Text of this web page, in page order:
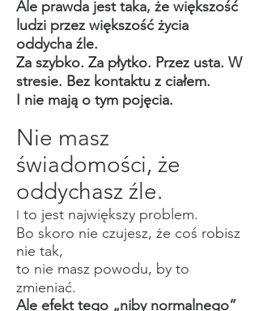
Ale prawda jest taka, że większość
ludzi przez większość życia
oddycha źle.
Za szybko. Za płytko. Przez usta. W
stresie. Bez kontaktu z ciałem.
I nie mają o tym pojęcia.
Nie masz
świadomości, że
oddychasz źle.
I to jest największy problem.
Bo skoro nie czujesz, że coś robisz
nie tak,
to nie masz powodu, by to
zmieniać.
Ale efekt tego „niby normalnego”